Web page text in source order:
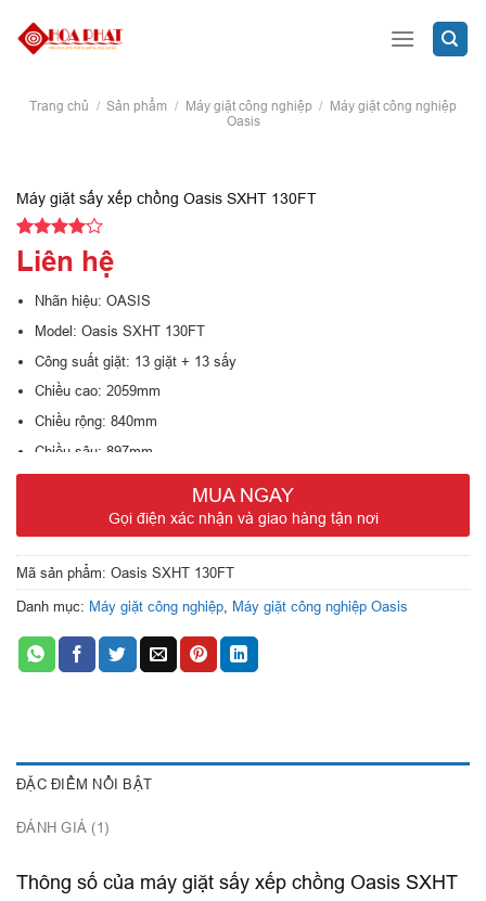
Trang chủ / Sản phẩm / Máy giặt công nghiệp / Máy giặt công nghiệp
Oasis
Máy giặt sấy xếp chồng Oasis SXHT 130FT
4.00trên
5 dựa
1
giá
Liên hệ
Nhãn hiệu: OASIS
Model: Oasis SXHT 130FT
Công suất giặt: 13 giặt + 13 sấy
Chiều cao: 2059mm
Chiều rộng: 840mm
Chiều sâu: 897mm
Sản xuất: Trung Quốc
MUA NGAY
Gọi điện xác nhận và giao hàng tận nơi
Mã sản phẩm: Oasis SXHT 130FT
Danh mục: Máy giặt công nghiệp Máy giặt công nghiệp Oasis
ĐẶC ĐIỂM NỔI BẬT
ĐÁNH GIÁ (1)
Thông số của máy giặt sấy xếp chồng Oasis SXHT